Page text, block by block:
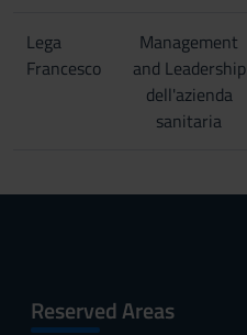
Lega
Francesco
Management
and Leadership
dell'azienda
sanitaria
Reserved Areas